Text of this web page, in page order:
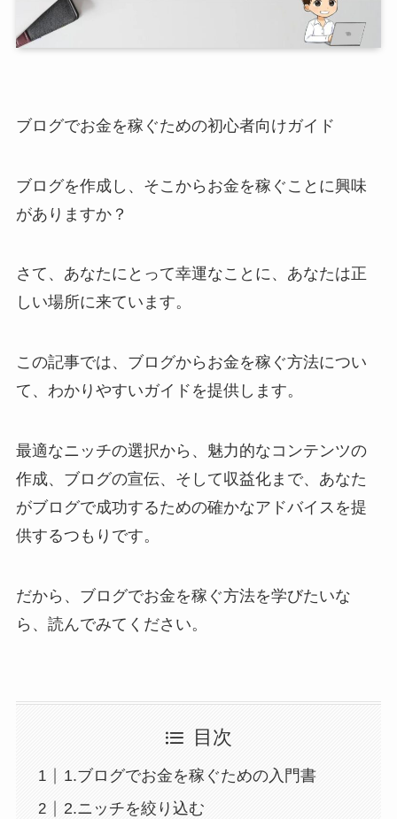
ブログでお金を稼ぐための初心者向けガイド
ブログを作成し、そこからお金を稼ぐことに興味
がありますか？
さて、あなたにとって幸運なことに、あなたは正
しい場所に来ています。
この記事では、ブログからお金を稼ぐ方法につい
て、わかりやすいガイドを提供します。
最適なニッチの選択から、魅力的なコンテンツの
作成、ブログの宣伝、そして収益化まで、あなた
がブログで成功するための確かなアドバイスを提
供するつもりです。
だから、ブログでお金を稼ぐ方法を学びたいな
ら、読んでみてください。
目次
1.ブログでお金を稼ぐための入門書
2.ニッチを絞り込む